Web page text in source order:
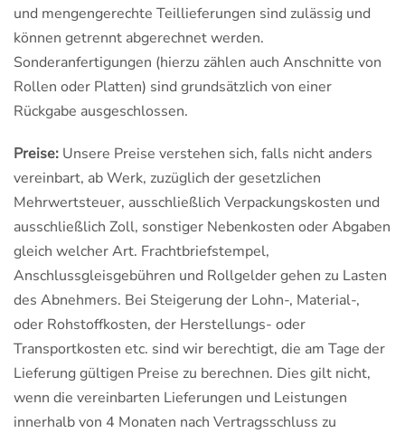
und mengengerechte Teillieferungen sind zulässig und
können getrennt abgerechnet werden.
Sonderanfertigungen (hierzu zählen auch Anschnitte von
Rollen oder Platten) sind grundsätzlich von einer
Rückgabe ausgeschlossen.
Preise: Unsere Preise verstehen sich, falls nicht anders
vereinbart, ab Werk, zuzüglich der gesetzlichen
Mehrwertsteuer, ausschließlich Verpackungskosten und
ausschließlich Zoll, sonstiger Nebenkosten oder Abgaben
gleich welcher Art. Frachtbriefstempel,
Anschlussgleisgebühren und Rollgelder gehen zu Lasten
des Abnehmers. Bei Steigerung der Lohn-, Material-,
oder Rohstoffkosten, der Herstellungs- oder
Transportkosten etc. sind wir berechtigt, die am Tage der
Lieferung gültigen Preise zu berechnen. Dies gilt nicht,
wenn die vereinbarten Lieferungen und Leistungen
innerhalb von 4 Monaten nach Vertragsschluss zu